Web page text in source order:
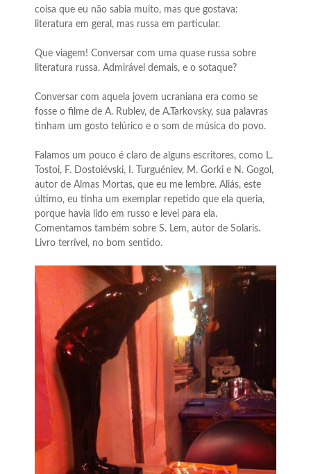
coisa que eu não sabia muito, mas que gostava:
literatura em geral, mas russa em particular.
Que viagem! Conversar com uma quase russa sobre
literatura russa. Admirável demais, e o sotaque?
Conversar com aquela jovem ucraniana era como se
fosse o filme de A. Rublev, de A.Tarkovsky, sua palavras
tinham um gosto telúrico e o som de música do povo.
Falamos um pouco é claro de alguns escritores, como L.
Tostoi, F. Dostoiévski, I. Turguéniev, M. Gorki e N. Gogol,
autor de Almas Mortas, que eu me lembre. Aliás, este
último, eu tinha um exemplar repetido que ela queria,
porque havia lido em russo e levei para ela.
Comentamos também sobre S. Lem, autor de Solaris.
Livro terrível, no bom sentido.